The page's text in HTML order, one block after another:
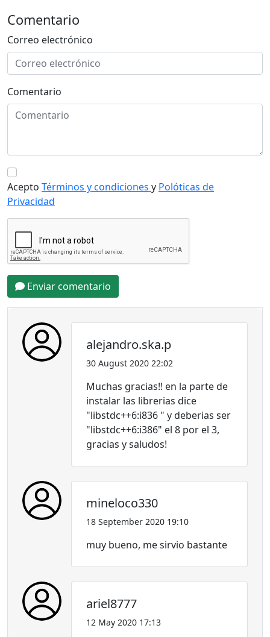
Comentario
Correo electrónico
Comentario
Acepto Términos y condiciones y Polóticas de
Privacidad
Enviar comentario
alejandro.ska.p
30 August 2020 22:02
Muchas gracias!! en la parte de
instalar las librerias dice
"libstdc++6:i836 " y deberias ser
"libstdc++6:i386" el 8 por el 3,
gracias y saludos!
mineloco330
18 September 2020 19:10
muy bueno, me sirvio bastante
ariel8777
12 May 2020 17:13